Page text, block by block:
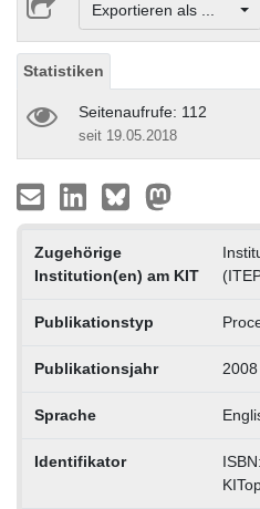
Exportieren als ...
Statistiken
Seitenaufrufe: 112
seit 19.05.2018
Zugehörige
Institution(en) am KIT
Publikationstyp
Publikationsjahr 2008
Sprache
Identifikator